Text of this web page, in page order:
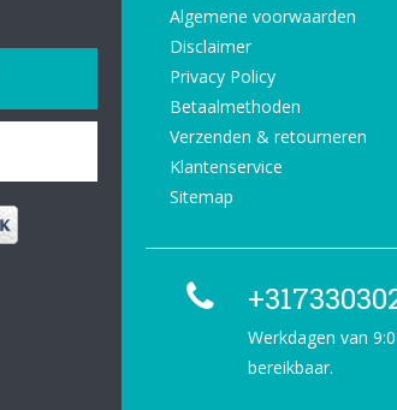
Algemene voorwaarden
Disclaimer
Privacy Policy
Betaalmethoden
Verzenden & retourneren
Klantenservice
Sitemap
Werkdagen van
bereikbaar.